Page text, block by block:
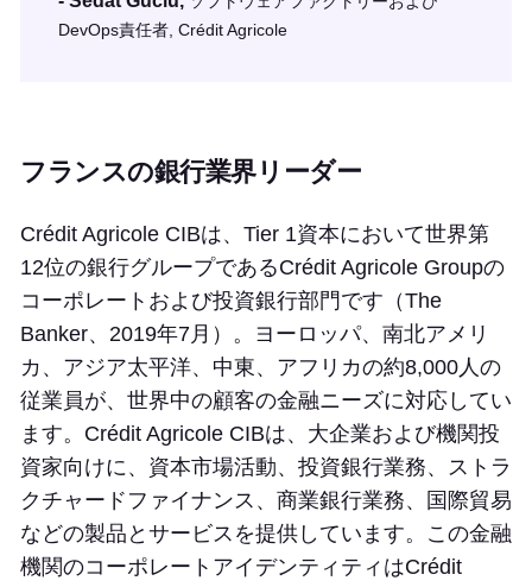
DevOps責任者, Crédit Agricole
フランスの銀行業界リーダー
Crédit Agricole CIBは、Tier 1資本において世界第
12位の銀行グループであるCrédit Agricole Groupの
コーポレートおよび投資銀行部門です（The
Banker、2019年7月）。ヨーロッパ、南北アメリ
カ、アジア太平洋、中東、アフリカの約8,000人の
従業員が、世界中の顧客の金融ニーズに対応してい
ます。Crédit Agricole CIBは、大企業および機関投
資家向けに、資本市場活動、投資銀行業務、ストラ
クチャードファイナンス、商業銀行業務、国際貿易
などの製品とサービスを提供しています。この金融
機関のコーポレートアイデンティティはCrédit